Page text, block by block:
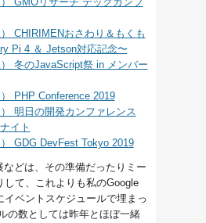
CHIRIMENおさわり＆もくも
Pi 4 ＆ Jetson対応記念〜
冬のJavaScript祭 in メンバー
PHP Conference 2019
明日の開発カンファレンス
イト
GDG DevFest Tokyo 2019
どは、その準備だったりミー
して、これよりも私のGoogle
イベントスケジュールで埋まっ
の数としては昨年とほぼ一緒